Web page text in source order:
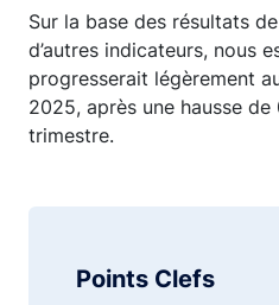
Sur la base des résultats
d’autres indicateurs, nous
progresserait légèrement
2025, après une hausse de
trimestre.
Points Clefs